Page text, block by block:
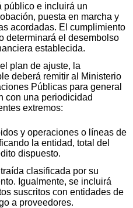
público e incluirá un
puesta en marcha y
acordadas. El cumplimiento
determinará el desembolso
establecida.
plan de ajuste, la
deberá remitir al Ministerio
Públicas para general
con una periodicidad
extremos:
y operaciones o líneas de
la entidad, total del
dispuesto.
clasificada por su
Igualmente, se incluirá
suscritos con entidades de
a proveedores.